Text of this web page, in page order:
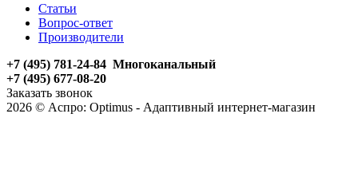
Статьи
Вопрос-ответ
Производители
+7 (495) 781-24-84 Многоканальный
+7 (495) 677-08-20
Заказать звонок
2026 © Аспро: Optimus - Адаптивный интернет-магазин